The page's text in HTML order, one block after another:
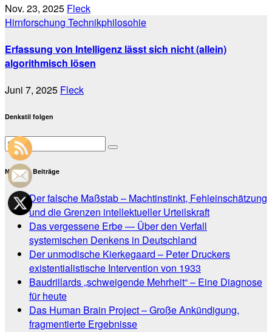
Nov. 23, 2025 Fleck
Hirnforschung Technikphilosohie
Erfassung von Intelligenz lässt sich nicht (allein)
algorithmisch lösen
Juni 7, 2025 Fleck
Denkstil folgen
Neueste Beiträge
Der falsche Maßstab – Machtinstinkt, Fehleinschätzung
und die Grenzen intellektueller Urteilskraft
Das vergessene Erbe — Über den Verfall
systemischen Denkens in Deutschland
Der unmodische Kierkegaard – Peter Druckers
existentialistische Intervention von 1933
Baudrillards „schweigende Mehrheit“ – Eine Diagnose
für heute
Das Human Brain Project – Große Ankündigung,
fragmentierte Ergebnisse